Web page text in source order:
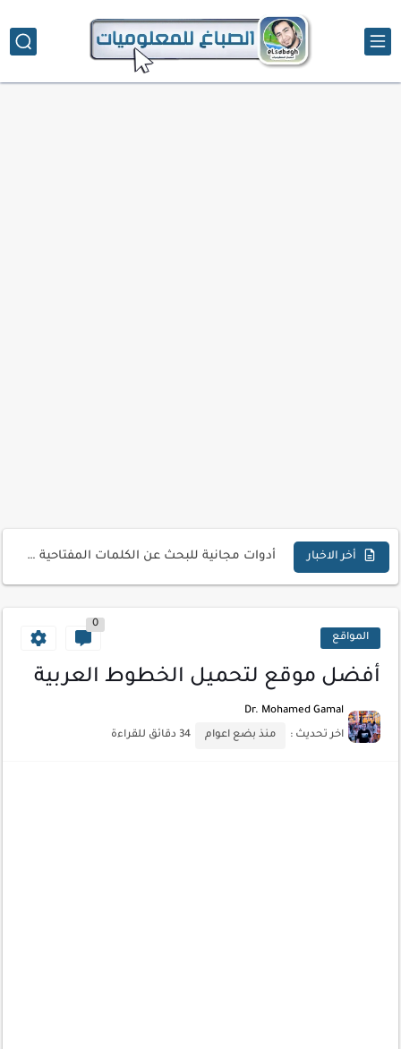
أخر الاخبار كيف تستفيد من تقنيات التعلم الآلي لتحليل بيانات الزوار
المواقع
0
أفضل موقع لتحميل الخطوط العربية
Dr. Mohamed Gamal
اخر تحديث : منذ بضع اعوام 34 دقائق للقراءة